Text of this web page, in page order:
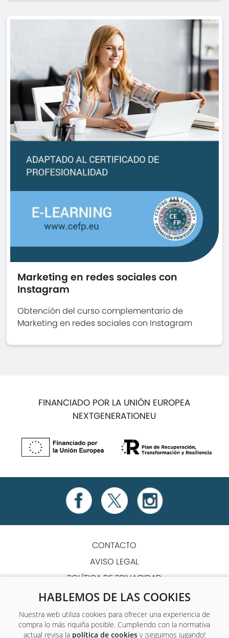
HABLEMOS DE LAS COOKIES
Nuestra web utiliza cookies para ofrecer una experiencia de
compra lo más riquiña posible. Cumpliendo con la normativa
actual revisa la política de cookiesy ¡seguimos jugando!
Marketing en redes sociales con
Instagram
Obtención del curso complementario de
Marketing en redes sociales con Instagram
FINANCIADO POR LA UNIÓN EUROPEA
NEXTGENERATIONEU
CONTACTO
AVISO LEGAL
POLÍTICA DE PRIVACIDAD
POLÍTICA DE COOKIES
TÉRMINOS Y CONDICIONES
ACCESIBILIDAD